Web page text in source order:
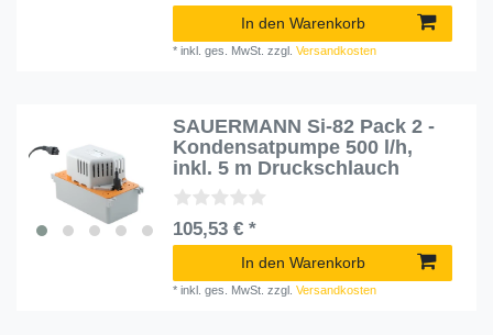
In den Warenkorb
*inkl. ges. MwSt. zzgl.Versandkosten
SAUERMANN Si-82 Pack 2 -
Kondensatpumpe 500 l/h,
inkl. 5 m Druckschlauch
105,53 € *
In den Warenkorb
*inkl. ges. MwSt. zzgl.Versandkosten